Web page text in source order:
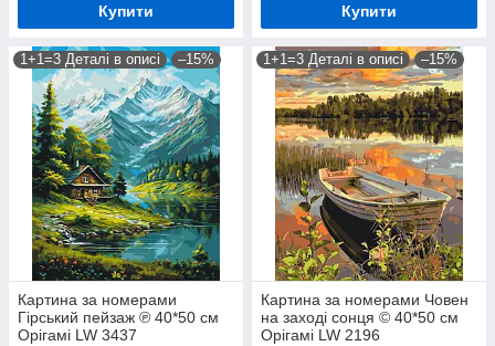
Купити Купити
1+1=3 Деталі в описі –15%
Картина за номерами
Гірський пейзаж ℗ 40*50 см
Орігамі LW 3437
1+1=3 Деталі в описі –15%
Картина за номерами Човен
на заході сонця © 40*50 см
Орігамі LW 2196